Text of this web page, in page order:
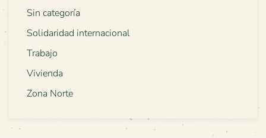
Sin categoría
Solidaridad internacional
Trabajo
Vivienda
Zona Norte